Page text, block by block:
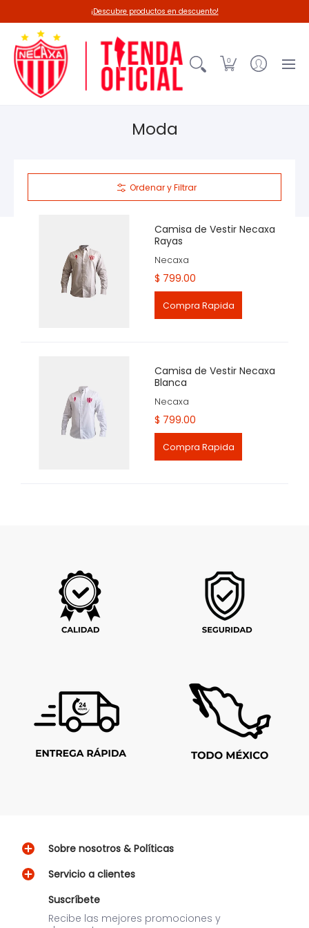
Línea 26-27 Deadpool-Necaxa
¡Descubre productos en descuento!
0
Moda
Ordenar y Filtrar
Camisa de Vestir Necaxa
Rayas
Necaxa
$ 799.00
Compra Rapida
Camisa de Vestir Necaxa
Blanca
Necaxa
$ 799.00
Compra Rapida
Sobre nosotros & Políticas
Servicio a clientes
Suscríbete
Recibe las mejores promociones y